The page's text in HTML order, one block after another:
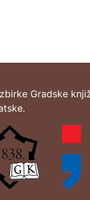
Gradske